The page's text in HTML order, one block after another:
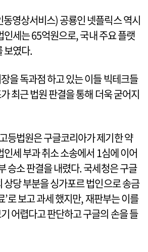
영상서비스) 공룡인 넷플릭스 역시
세는 65억원으로, 국내 주요 플랫
보였다.
을 독과점 하고 있는 이들 빅테크들
최근 법원 판결을 통해 더욱 굳어지
등법원은 구글코리아가 제기한 약
세 부과 취소 소송에서 1심에 이어
승소 판결을 내렸다. 국세청은 구글
상당 부분을 싱가포르 법인으로 송금
’로 보고 과세 했지만, 재판부는 이를
어렵다고 판단하고 구글의 손을 들